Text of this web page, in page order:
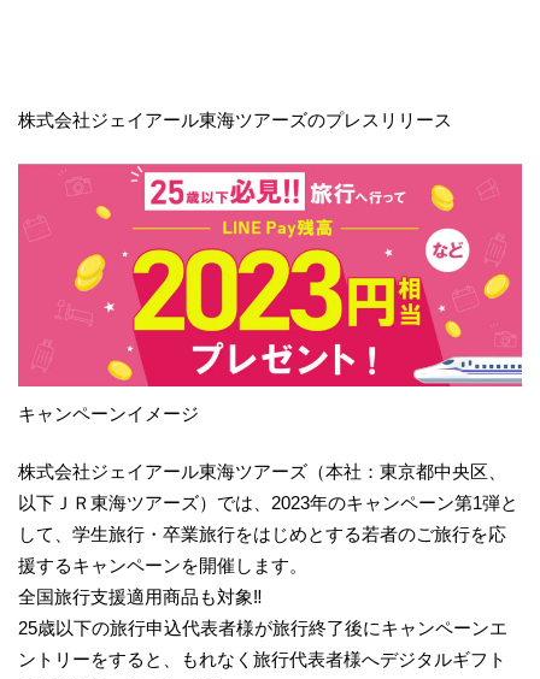
株式会社ジェイアール東海ツアーズのプレスリリース
キャンペーンイメージ
株式会社ジェイアール東海ツアーズ（本社：東京都中央区、
以下ＪＲ東海ツアーズ）では、2023年のキャンペーン第1弾と
して、学生旅行・卒業旅行をはじめとする若者のご旅行を応
援するキャンペーンを開催します。
全国旅行支援適用商品も対象‼
25歳以下の旅行申込代表者様が旅行終了後にキャンペーンエ
ントリーをすると、もれなく旅行代表者様へデジタルギフト